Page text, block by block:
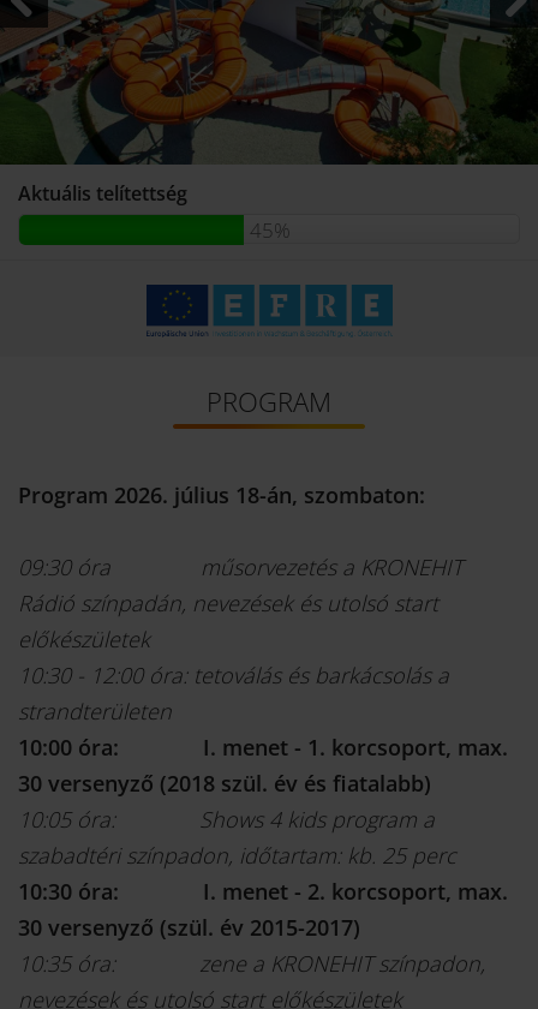
Aktuális telítettség
45%
Previous Next
PROGRAM
Program 2026. július 18-án, szombaton:
09:30 óra műsorvezetés a KRONEHIT
Rádió színpadán, nevezések és utolsó start
előkészületek
10:30 - 12:00 óra: tetoválás és barkácsolás a
strandterületen
10:00 óra: I. menet - 1. korcsoport, max.
30 versenyző (2018 szül. év és fiatalabb)
10:05 óra: Shows 4 kids program a
szabadtéri színpadon, időtartam: kb. 25 perc
10:30 óra: I. menet - 2. korcsoport, max.
30 versenyző (szül. év 2015-2017)
10:35 óra: zene a KRONEHIT színpadon,
nevezések és utolsó start előkészületek